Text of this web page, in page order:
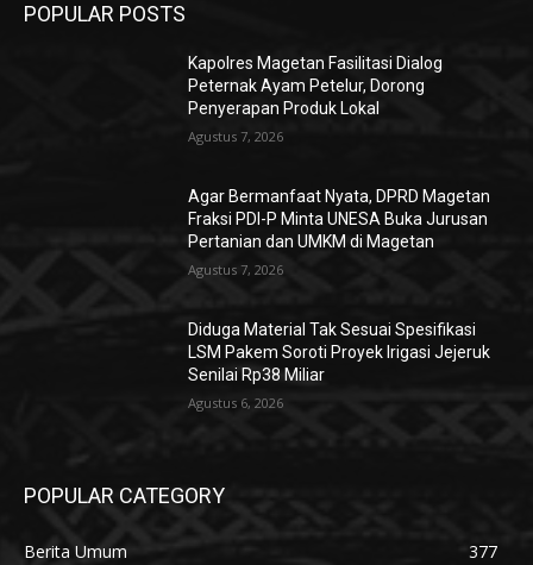
POPULAR POSTS
Kapolres Magetan Fasilitasi Dialog
Peternak Ayam Petelur, Dorong
Penyerapan Produk Lokal
Agustus 7, 2026
Agar Bermanfaat Nyata, DPRD Magetan
Fraksi PDI-P Minta UNESA Buka Jurusan
Pertanian dan UMKM di Magetan
Agustus 7, 2026
Diduga Material Tak Sesuai Spesifikasi
LSM Pakem Soroti Proyek Irigasi Jejeruk
Senilai Rp38 Miliar
Agustus 6, 2026
POPULAR CATEGORY
Berita Umum
377